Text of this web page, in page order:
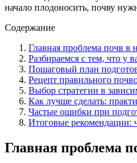
начало плодоносить, почву
Содержание
Главная проблема почв в
Разбираемся с тем, что у
Пошаговый план
Рецепт правильного
Выбор стратегии в
Как лучше сделать:
Частые ошибки при
Итоговые рекомендации:
Главная проблема